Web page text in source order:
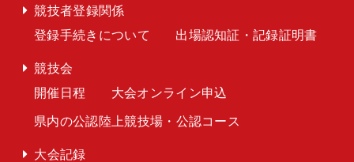
競技者登録関係
登録手続きについて
出場認知証・記録証明書
競技会
開催日程
大会オンライン申込
県内の公認陸上競技場・公認コース
大会記録